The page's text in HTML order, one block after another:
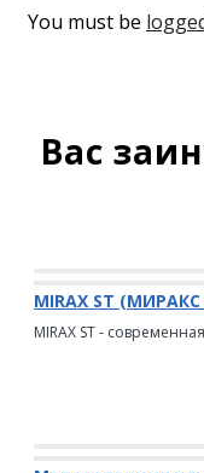
You must be
Вас
MIRAX ST
MIRAX ST -